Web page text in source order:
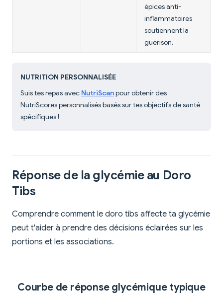
épices anti-
inflammatoires
soutiennent la
guérison.
NUTRITION PERSONNALISÉE
Suis tes repas avec NutriScanpour obtenir des
NutriScores personnalisés basés sur tes objectifs de santé
spécifiques !
Réponse de la glycémie au Doro
Tibs
Comprendre comment le doro tibs affecte ta glycémie
peut t'aider à prendre des décisions éclairées sur les
portions et les associations.
Courbe de réponse glycémique typique